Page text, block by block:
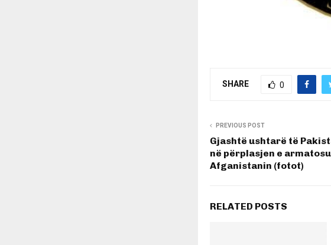
SHARE 0
PREVIOUS POST
Gjashtë ushtarë të
në përplasjen e
Afganistanin (fotot)
RELATED POSTS